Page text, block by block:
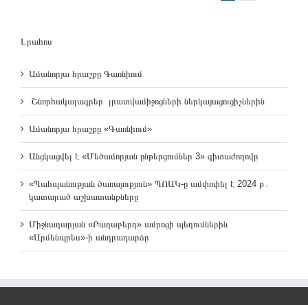
Լրահոս
Ամանորյա հրաշքը Գառնիում
Շնորհակալագրեր լրատվամիջոցների ներկայացուցիչներին
Ամանորյա հրաշքը «Գառնիում»
Անցկացվել է «Մեծամորյան ընթերցումներ 3» գիտաժողովը
«Պահպանության ծառայություն» ՊՈԱԿ-ը ամփոփել է 2024 թ․
կատարած աշխատանքները
Միջնադարյան «Բաղաբերդ» ամրոցի պեղումներին
«Արմենպրես»-ի անդրադարձը